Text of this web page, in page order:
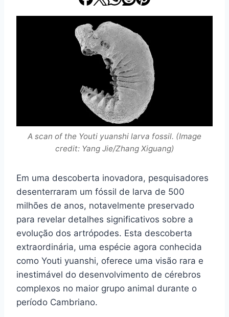
A scan of the Youti yuanshi larva fossil. (Image
credit: Yang Jie/Zhang Xiguang)
Em uma descoberta inovadora, pesquisadores
desenterraram um fóssil de larva de 500
milhões de anos, notavelmente preservado
para revelar detalhes significativos sobre a
evolução dos artrópodes. Esta descoberta
extraordinária, uma espécie agora conhecida
como Youti yuanshi, oferece uma visão rara e
inestimável do desenvolvimento de cérebros
complexos no maior grupo animal durante o
período Cambriano.